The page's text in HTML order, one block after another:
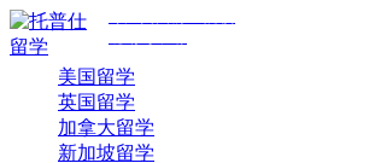
美国留学
英国留学
加拿大留学
新加坡留学